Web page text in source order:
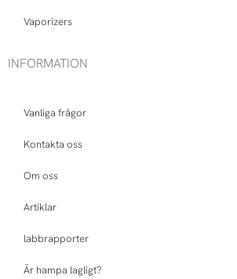
Vaporizers
INFORMATION
Vanliga frågor
Kontakta oss
Om oss
Artiklar
labbrapporter
Är hampa lagligt?